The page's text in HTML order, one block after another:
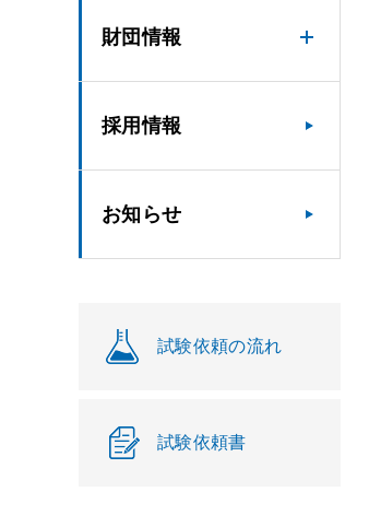
財団情報
採用情報
お知らせ
試験依頼の流れ
試験依頼書